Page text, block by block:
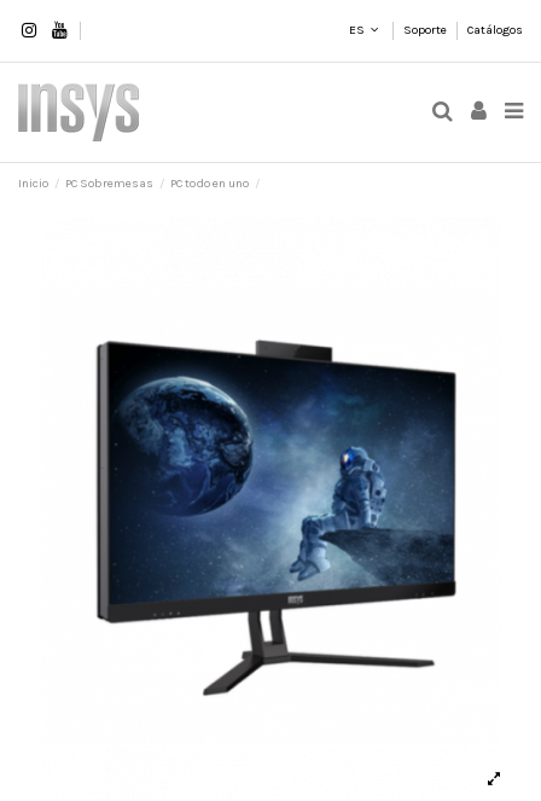
ES Soporte Catálogos
Inicio PC Sobremesas PC todo en uno